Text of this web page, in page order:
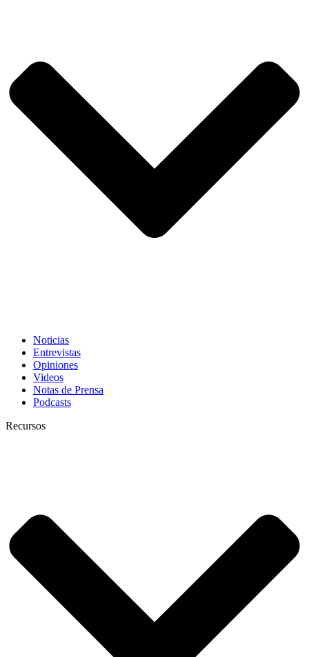
Noticias
Entrevistas
Opiniones
Videos
Notas de Prensa
Podcasts
Recursos